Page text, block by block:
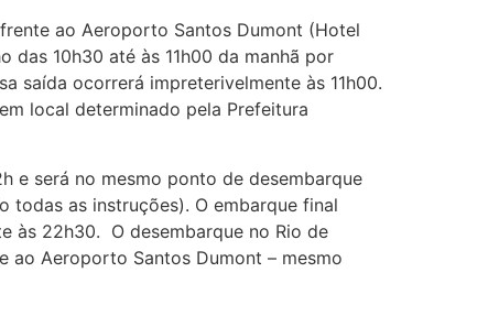
ao Aeroporto Santos Dumont (Hotel
das 10h30 até às 11h00 da manhã por
saída ocorrerá impreterivelmente às 11h00.
local determinado pela Prefeitura
e será no mesmo ponto de desembarque
todas as instruções). O embarque final
às 22h30. O desembarque no Rio de
ao Aeroporto Santos Dumont – mesmo